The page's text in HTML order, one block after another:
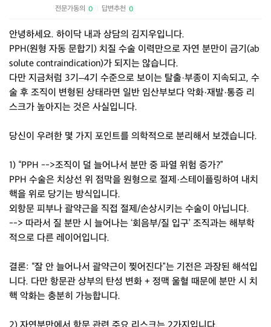
전문가동의 0 답변추천 0
안녕하세요. 하이닥 내과 상담의 김지우입니다.
PPH(원형 자동 문합기) 치질 수술 이력만으로 자연 분만이 금기(ab
solute contraindication)가 되지는 않습니다.
다만 지금처럼 3기–4기 수준으로 보이는 탈출·부종이 지속되고, 수
술 후 조직이 변형된 상태라면 일반 임산부보다 악화·재발·통증 리
스크가 높아지는 것은 사실입니다.
당신이 우려한 몇 가지 포인트를 의학적으로 분리해서 보겠습니다.
1) “PPH -->조직이 덜 늘어나서 분만 중 파열 위험 증가?”
PPH 수술은 치상선 위 점막을 원형으로 절제·스테이플링하여 내치
핵을 위로 당기는 방식입니다.
외항문 피부나 괄약근을 직접 절제/손상시키는 수술이 아닙니다.
--> 따라서 질 분만 시 늘어나는 ‘회음부/질 입구’ 조직과는 해부학
적으로 다른 레이어입니다.
결론: “잘 안 늘어나서 괄약근이 찢어진다”는 기전은 과장된 해석입
니다. 다만 항문관 상부의 탄성 변화 + 정맥 울혈 때문에 분만 시 치
핵 악화는 충분히 가능합니다.